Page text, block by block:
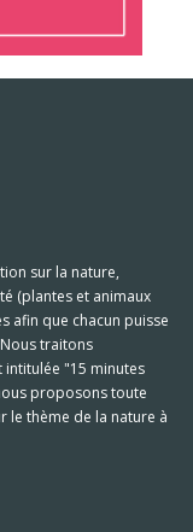
sur la nature,
(plantes et animaux
afin que chacun puisse
traitons
intitulée "15 minutes
proposons toute
le thème de la nature à